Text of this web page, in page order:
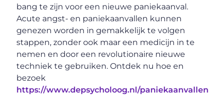
bang te zijn voor een nieuwe paniekaanval.
Acute angst- en paniekaanvallen kunnen
genezen worden in gemakkelijk te volgen
stappen, zonder ook maar een medicijn in te
nemen en door een revolutionaire nieuwe
techniek te gebruiken. Ontdek nu hoe en
bezoek
https://www.depsycholoog.nl/paniekaanvallen